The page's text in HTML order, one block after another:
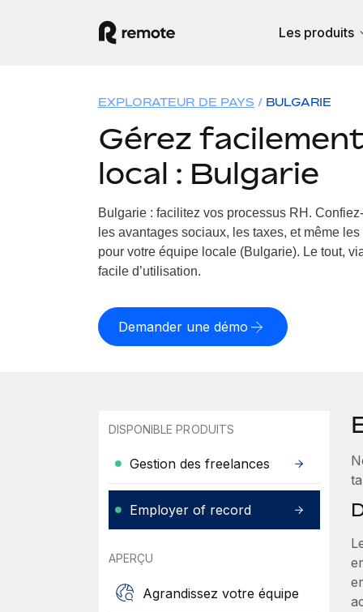
Les produits
EXPLORATEUR DE PAYS BULGARIE
Gérez facilement
local : Bulgarie
Bulgarie : facilitez vos processus RH.
les avantages sociaux, les taxes, et même les
pour votre équipe locale (Bulgarie). Le tout,
facile d’utilisation.
Demander une démo
DISPONIBLE PRODUITS
Gestion des freelances
Employer of record
APERÇU
Agrandissez votre équipe